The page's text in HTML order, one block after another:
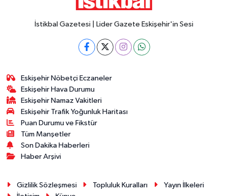
İstikbal Gazetesi | Lider Gazete Eskişehir'in Sesi
Eskişehir Nöbetçi Eczaneler
Eskişehir Hava Durumu
Eskişehir Namaz Vakitleri
Eskişehir Trafik Yoğunluk Haritası
Puan Durumu ve Fikstür
Tüm Manşetler
Son Dakika Haberleri
Haber Arşivi
Gizlilik Sözleşmesi Topluluk Kuralları
Yayın İlkeleri